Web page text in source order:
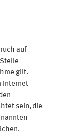
auf
gilt.
Internet
sein, die